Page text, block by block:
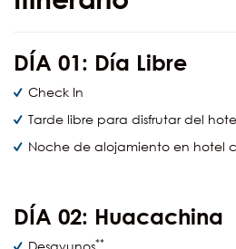
DÍA 01: Día Libre
Check In
Tarde libre para disfrutar del
Noche de alojamiento en hotel
DÍA 02: Huacachina
**